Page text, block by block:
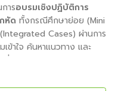
ารอบรมเชิงปฏิบัติการ
หัด ทั้งกรณีศึกษาย่อย (Mini
Cases) ผ่านการ
ข้าใจ ค้นหาแนวทาง และ
ชี่ยวชาญในอุตสาหกรรมการ